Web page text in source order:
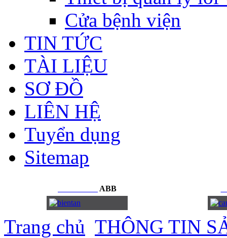
Cửa bệnh viện
TIN TỨC
TÀI LIỆU
SƠ ĐỒ
LIÊN HỆ
Tuyển dụng
Sitemap
ABB
Trang chủ THÔNG TIN